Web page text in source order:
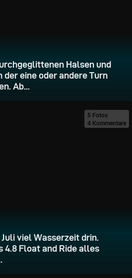
Halsen und
der eine oder andere Turn
Ab...
5 Fotos
4 Kommentare
viel Wasserzeit drin.
4.8 Float and Ride alles